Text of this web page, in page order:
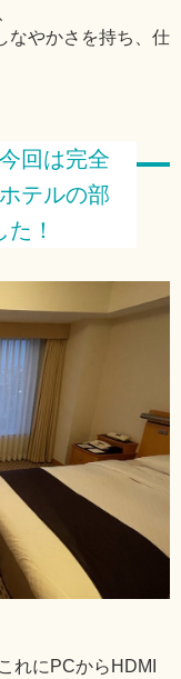
なやかさを持ち、仕
回は完全
テルの部
！
れにPCからHDMI